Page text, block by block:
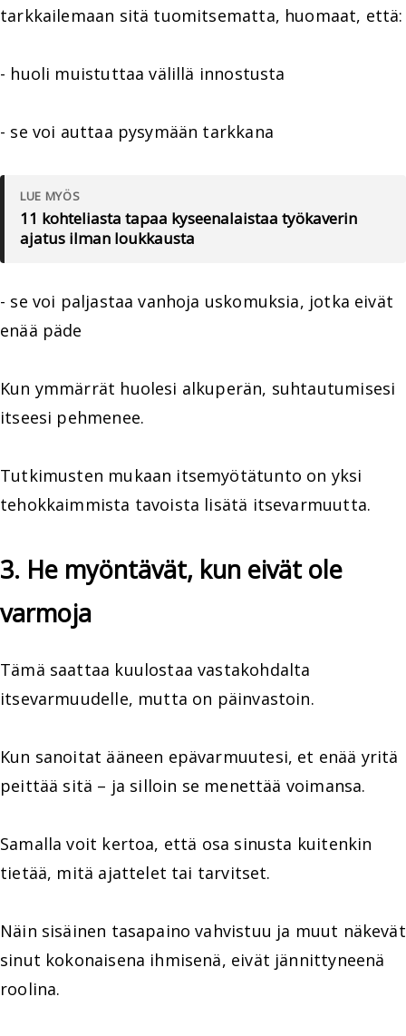
tarkkailemaan sitä tuomitsematta, huomaat, että:
- huoli muistuttaa välillä innostusta
- se voi auttaa pysymään tarkkana
LUE MYÖS
11 kohteliasta tapaa kyseenalaistaa työkaverin
ajatus ilman loukkausta
- se voi paljastaa vanhoja uskomuksia, jotka eivät
enää päde
Kun ymmärrät huolesi alkuperän, suhtautumisesi
itseesi pehmenee.
Tutkimusten mukaan itsemyötätunto on yksi
tehokkaimmista tavoista lisätä itsevarmuutta.
3. He myöntävät, kun eivät ole
varmoja
Tämä saattaa kuulostaa vastakohdalta
itsevarmuudelle, mutta on päinvastoin.
Kun sanoitat ääneen epävarmuutesi, et enää yritä
peittää sitä – ja silloin se menettää voimansa.
Samalla voit kertoa, että osa sinusta kuitenkin
tietää, mitä ajattelet tai tarvitset.
Näin sisäinen tasapaino vahvistuu ja muut näkevät
sinut kokonaisena ihmisenä, eivät jännittyneenä
roolina.